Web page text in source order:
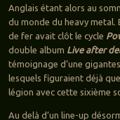
Anglais étant alors au
du monde du heavy metal.
de fer avait clôt le cycle
double album Live after
témoignage d’une
lesquels figuraient déjà
légion avec cette sixième
Au delà d’un line-up